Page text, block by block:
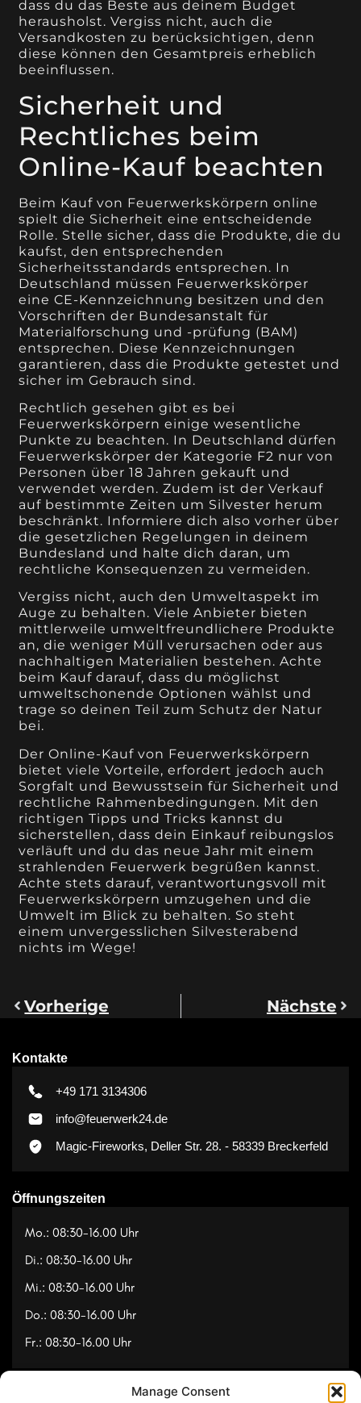
Manage Consent
dass du das Beste aus deinem Budget
herausholst. Vergiss nicht, auch die
Versandkosten zu berücksichtigen, denn
diese können den Gesamtpreis erheblich
beeinflussen.
Sicherheit und
Rechtliches beim
Online-Kauf beachten
Beim Kauf von Feuerwerkskörpern online
spielt die Sicherheit eine entscheidende
Rolle. Stelle sicher, dass die Produkte, die du
kaufst, den entsprechenden
Sicherheitsstandards entsprechen. In
Deutschland müssen Feuerwerkskörper
eine CE-Kennzeichnung besitzen und den
Vorschriften der Bundesanstalt für
Materialforschung und -prüfung (BAM)
entsprechen. Diese Kennzeichnungen
garantieren, dass die Produkte getestet und
sicher im Gebrauch sind.
Rechtlich gesehen gibt es bei
Feuerwerkskörpern einige wesentliche
Punkte zu beachten. In Deutschland dürfen
Feuerwerkskörper der Kategorie F2 nur von
Personen über 18 Jahren gekauft und
verwendet werden. Zudem ist der Verkauf
auf bestimmte Zeiten um Silvester herum
beschränkt. Informiere dich also vorher über
die gesetzlichen Regelungen in deinem
Bundesland und halte dich daran, um
rechtliche Konsequenzen zu vermeiden.
Vergiss nicht, auch den Umweltaspekt im
Auge zu behalten. Viele Anbieter bieten
mittlerweile umweltfreundlichere Produkte
an, die weniger Müll verursachen oder aus
nachhaltigen Materialien bestehen. Achte
beim Kauf darauf, dass du möglichst
umweltschonende Optionen wählst und
trage so deinen Teil zum Schutz der Natur
bei.
Der Online-Kauf von Feuerwerkskörpern
bietet viele Vorteile, erfordert jedoch auch
Sorgfalt und Bewusstsein für Sicherheit und
rechtliche Rahmenbedingungen. Mit den
richtigen Tipps und Tricks kannst du
sicherstellen, dass dein Einkauf reibungslos
verläuft und du das neue Jahr mit einem
strahlenden Feuerwerk begrüßen kannst.
Achte stets darauf, verantwortungsvoll mit
Feuerwerkskörpern umzugehen und die
Umwelt im Blick zu behalten. So steht
einem unvergesslichen Silvesterabend
nichts im Wege!
Vorherige Nächste
Kontakte
+49 171 3134306
info@feuerwerk24.de
Magic-Fireworks, Deller Str. 28. - 58339 Breckerfeld
Öffnungszeiten
Mo.: 08:30-16.00 Uhr
Di.: 08:30-16.00 Uhr
Mi.: 08:30-16.00 Uhr
Do.: 08:30-16.00 Uhr
Fr.: 08:30-16.00 Uhr